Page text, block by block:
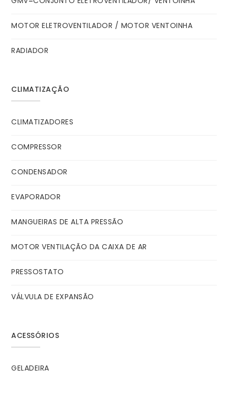
MOTOR ELETROVENTILADOR / MOTOR VENTOINHA
RADIADOR
CLIMATIZAÇÃO
CLIMATIZADORES
COMPRESSOR
CONDENSADOR
EVAPORADOR
MANGUEIRAS DE ALTA PRESSÃO
MOTOR VENTILAÇÃO DA CAIXA DE AR
PRESSOSTATO
VÁLVULA DE EXPANSÃO
ACESSÓRIOS
GELADEIRA